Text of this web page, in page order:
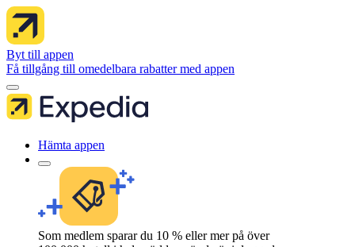
Byt till appen
Få tillgång till omedelbara rabatter med appen
Hämta appen
Som medlem sparar du 10 % eller mer på över